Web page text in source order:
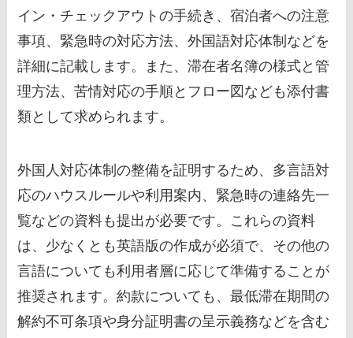
イン・チェックアウトの手続き、宿泊者への注意
事項、緊急時の対応方法、外国語対応体制などを
詳細に記載します。また、滞在者名簿の様式と管
理方法、苦情対応の手順とフロー図なども添付書
類として求められます。
外国人対応体制の整備を証明するため、多言語対
応のハウスルールや利用案内、緊急時の連絡先一
覧などの資料も提出が必要です。これらの資料
は、少なくとも英語版の作成が必須で、その他の
言語についても利用者層に応じて準備することが
推奨されます。約款についても、最低滞在期間の
解約不可条項や身分証明書の呈示義務などを含む